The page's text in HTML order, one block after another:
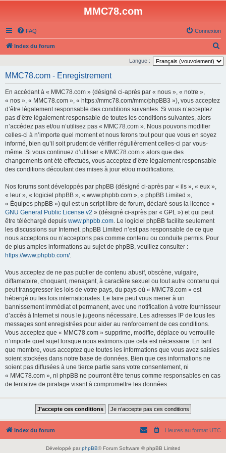
MMC78.com
FAQ Connexion
Index du forum
e
Langue :
MMC78.com - Enregistrement
En accédant à « MMC78.com » (désigné ci-après par « nous », « notre »,
« nos », « MMC78.com », « https://mmc78.com/mmc/phpBB3 »), vous acceptez
d’être légalement responsable des conditions suivantes. Si vous n’acceptez
pas d’être légalement responsable de toutes les conditions suivantes, alors
n’accédez pas et/ou n’utilisez pas « MMC78.com ». Nous pouvons modifier
celles-ci à n’importe quel moment et nous ferons tout pour que vous en soyez
informé, bien qu’il soit prudent de vérifier régulièrement celles-ci par vous-
même. Si vous continuez d’utiliser « MMC78.com » alors que des
changements ont été effectués, vous acceptez d’être légalement responsable
des conditions découlant des mises à jour et/ou modifications.
Nos forums sont développés par phpBB (désigné ci-après par « ils », « eux »,
« leur », « logiciel phpBB », « www.phpbb.com », « phpBB Limited »,
« Équipes phpBB ») qui est un script libre de forum, déclaré sous la licence «
GNU General Public License v2 » (désigné ci-après par « GPL ») et qui peut
être téléchargé depuis www.phpbb.com. Le logiciel phpBB facilite seulement
les discussions sur Internet. phpBB Limited n’est pas responsable de ce que
nous acceptons ou n’acceptons pas comme contenu ou conduite permis. Pour
de plus amples informations au sujet de phpBB, veuillez consulter :
https://www.phpbb.com/.
Vous acceptez de ne pas publier de contenu abusif, obscène, vulgaire,
diffamatoire, choquant, menaçant, à caractère sexuel ou tout autre contenu qui
peut transgresser les lois de votre pays, du pays où « MMC78.com » est
hébergé ou les lois internationales. Le faire peut vous mener à un
bannissement immédiat et permanent, avec une notification à votre fournisseur
d’accès à Internet si nous le jugeons nécessaire. Les adresses IP de tous les
messages sont enregistrées pour aider au renforcement de ces conditions.
Vous acceptez que « MMC78.com » supprime, modifie, déplace ou verrouille
n’importe quel sujet lorsque nous estimons que cela est nécessaire. En tant
que membre, vous acceptez que toutes les informations que vous avez saisies
soient stockées dans notre base de données. Bien que ces informations ne
soient pas diffusées à une tierce partie sans votre consentement, ni
« MMC78.com », ni phpBB ne pourront être tenus comme responsables en cas
de tentative de piratage visant à compromettre les données.
Index du forum Heures au format UTC
Développé par phpBB® Forum Software © phpBB Limited